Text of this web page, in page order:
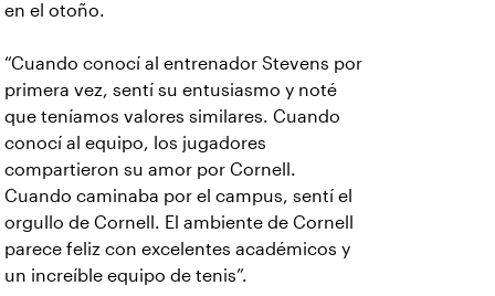
en el otoño.
“Cuando conocí al entrenador Stevens por
primera vez, sentí su entusiasmo y noté
que teníamos valores similares. Cuando
conocí al equipo, los jugadores
compartieron su amor por Cornell.
Cuando caminaba por el campus, sentí el
orgullo de Cornell. El ambiente de Cornell
parece feliz con excelentes académicos y
un increíble equipo de tenis”.